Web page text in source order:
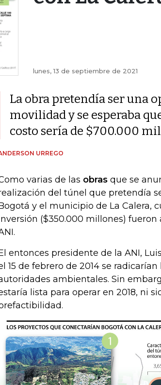
lunes, 13 de septiembre de 2021
La obra pretendía ser una
movilidad y se esperaba
costo sería de $700.000
URREGO
varias de las obras que se
del túnel que pretendía
y el municipio de La Calera,
($350.000 millones)
entonces presidente de la ANI,
15 de febrero de 2014 se
ambientales. Sin
lista para operar en 2018, ni